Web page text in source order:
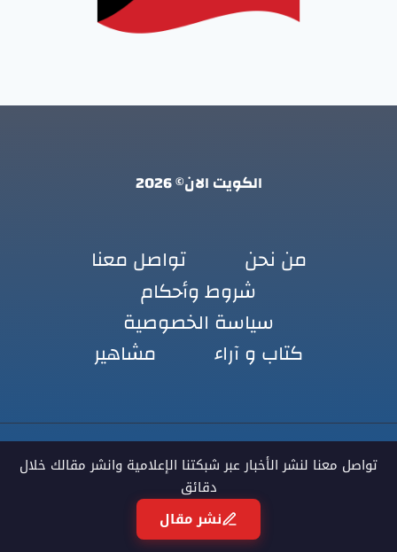
الكويت الان© 2026
من نحن
تواصل معنا
شروط وأحكام
سياسة الخصوصية
كتاب و آراء
مشاهير
تواصل معنا لنشر الأخبار عبر شبكتنا الإعلامية وانشر مقالك خلال
دقائق
نشر مقال